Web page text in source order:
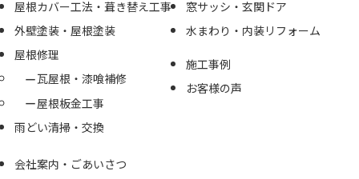
屋根カバー工法・葺き替え工事
外壁塗装・屋根塗装
屋根修理
瓦屋根・漆喰補修
屋根板金工事
雨どい清掃・交換
窓サッシ・玄関ドア
水まわり・内装リフォーム
施工事例
お客様の声
会社案内・ごあいさつ